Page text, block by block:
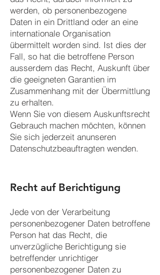
werden, ob personenbezogene
Daten in ein Drittland oder an eine
internationale Organisation
übermittelt worden sind. Ist dies der
Fall, so hat die betroffene Person
ausserdem das Recht, Auskunft über
die geeigneten Garantien im
Zusammenhang mit der Übermittlung
zu erhalten.
Wenn Sie von diesem Auskunftsrecht
Gebrauch machen möchten, können
Sie sich jederzeit anunseren
Datenschutzbeauftragten wenden.
Recht auf Berichtigung
Jede von der Verarbeitung
personenbezogener Daten betroffene
Person hat das Recht, die
unverzügliche Berichtigung sie
betreffender unrichtiger
personenbezogener Daten zu